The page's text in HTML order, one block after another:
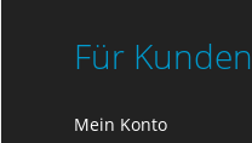
Für Kunden
Mein Konto